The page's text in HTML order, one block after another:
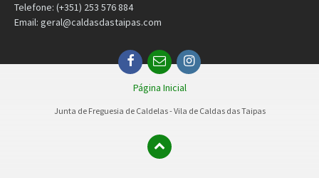
Telefone: (+351) 253 576 884
Email: geral@caldasdastaipas.com
Facebook
EmailInstagram
Página Inicial
Junta de Freguesia de Caldelas - Vila de Caldas das Taipas